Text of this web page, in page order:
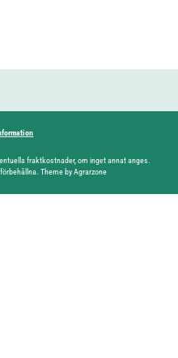
fraktkostnader, om inget annat anges.
Theme by Agrarzone